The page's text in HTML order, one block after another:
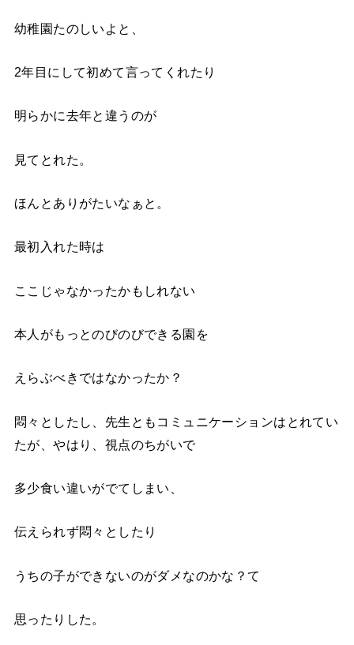
幼稚園たのしいよと、
2年目にして初めて言ってくれたり
明らかに去年と違うのが
見てとれた。
ほんとありがたいなぁと。
最初入れた時は
ここじゃなかったかもしれない
本人がもっとのびのびできる園を
えらぶべきではなかったか？
悶々としたし、先生ともコミュニケーションはとれてい
たが、やはり、視点のちがいで
多少食い違いがでてしまい、
伝えられず悶々としたり
うちの子ができないのがダメなのかな？て
思ったりした。